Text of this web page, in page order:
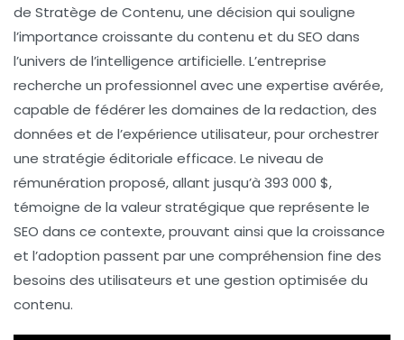
de Stratège de Contenu, une décision qui souligne
l’importance croissante du contenu et du SEO dans
l’univers de l’intelligence artificielle. L’entreprise
recherche un professionnel avec une expertise avérée,
capable de fédérerles domaines de la redaction, des
données et de l’expérience utilisateur, pour orchestrer
une stratégie éditoriale efficace. Le niveau de
rémunération proposé, allant jusqu’à 393 000 $,
témoigne de la valeur stratégique que représente le
SEO dans ce contexte, prouvant ainsi que la croissance
et l’adoption passent par une compréhension fine des
besoins des utilisateurs et une gestion optimisée du
contenu.